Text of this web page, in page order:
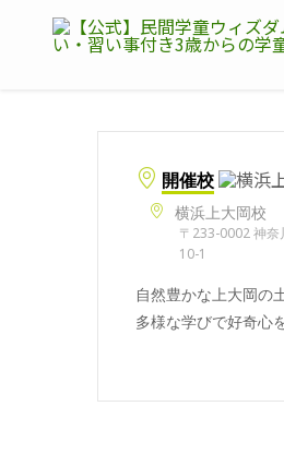
開催校
横浜上大岡校
〒233-0002 神
10-1
自然豊かな上大岡の
多様な学びで好奇心